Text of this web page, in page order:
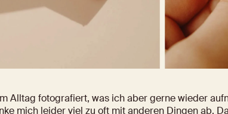
Alltag fotografiert, was ich aber gerne wieder
mich leider viel zu oft mit anderen Dingen ab.